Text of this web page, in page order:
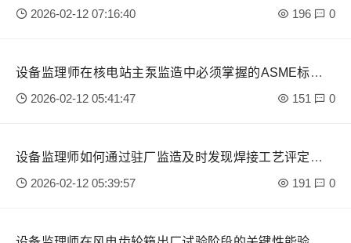
风险？
2026-02-12 07:16:40 196 0
设备监理师在核电站主泵监造中必须掌握的ASME标准核
心条款？
2026-02-12 05:41:47 151 0
设备监理师如何通过驻厂监造及时发现焊接工艺评定的漏
洞？2026-02-12 05:39:57 191 0